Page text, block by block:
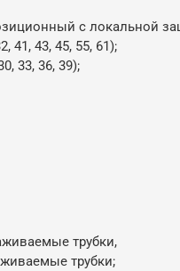
с локальной
41, 43, 45, 55, 61);
33, 36, 39);
трубки,
трубки;